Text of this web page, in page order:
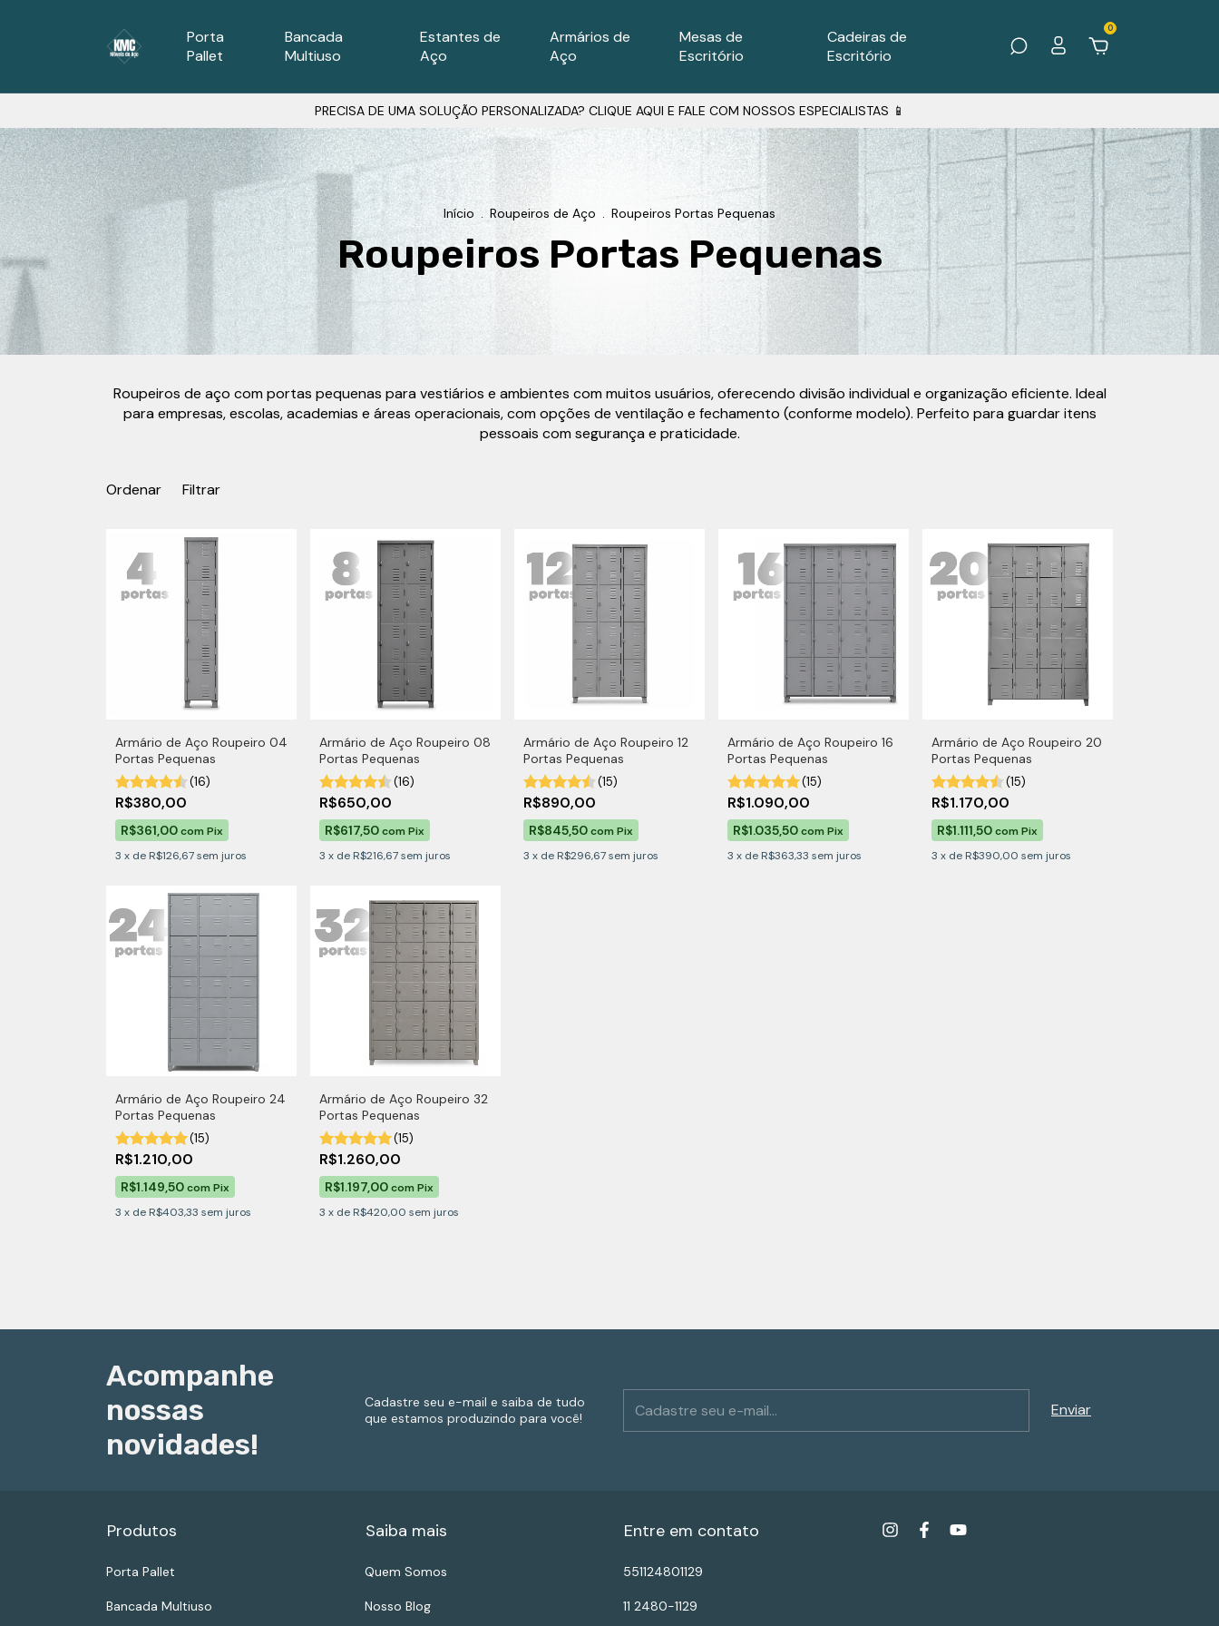
Porta
Pallet
Bancada
Multiuso
Estantes de
Aço
Armários de
Aço
Mesas de
Escritório
Cadeiras de
Escritório
0
PRECISA DE UMA SOLUÇÃO PERSONALIZADA? CLIQUE AQUI E FALE COM NOSSOS ESPECIALISTAS 📱
Início . Roupeiros de Aço . Roupeiros Portas Pequenas
Roupeiros Portas Pequenas
Roupeiros de aço com portas pequenas para vestiários e ambientes com muitos usuários, oferecendo divisão individual e organização eficiente. Ideal
para empresas, escolas, academias e áreas operacionais, com opções de ventilação e fechamento (conforme modelo). Perfeito para guardar itens
pessoais com segurança e praticidade.
Ordenar Filtrar
Armário de Aço Roupeiro 04
Portas Pequenas
(16)
R$380,00
R$361,00comPix
3 x de R$126,67sem juros
Armário de Aço Roupeiro 08
Portas Pequenas
(16)
R$650,00
R$617,50comPix
3 x de R$216,67sem juros
Armário de Aço Roupeiro 12
Portas Pequenas
(15)
R$890,00
R$845,50comPix
3 x de R$296,67sem juros
Armário de Aço Roupeiro 16
Portas Pequenas
(15)
R$1.090,00
R$1.035,50comPix
3 x de R$363,33 sem juros
Armário de Aço Roupeiro 20
Portas Pequenas
(15)
R$1.170,00
R$1.111,50comPix
3 x de R$390,00 sem juros
Armário de Aço Roupeiro 24
Portas Pequenas
(15)
R$1.210,00
R$1.149,50comPix
3 x de R$403,33 sem juros
Armário de Aço Roupeiro 32
Portas Pequenas
(15)
R$1.260,00
R$1.197,00comPix
3 x de R$420,00 sem juros
Acompanhe
nossas
novidades!
Cadastre seu e-mail e saiba de tudo
que estamos produzindo para você!
Produtos
Porta Pallet
Bancada Multiuso
Saiba mais
Quem Somos
Nosso Blog
Entre em contato
551124801129
11 2480-1129